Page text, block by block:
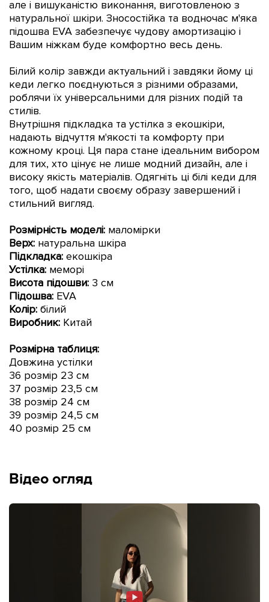
але і вишуканістю виконання, виготовленою з
натуральної шкіри. Зносостійка та водночас м'яка
підошва EVA забезпечує чудову амортизацію і
Вашим ніжкам буде комфортно весь день.
Білий колір завжди актуальний і завдяки йому ці
кеди легко поєднуються з різними образами,
роблячи їх універсальними для різних подій та
стилів.
Внутрішня підкладка та устілка з екошкіри,
надають відчуття м'якості та комфорту при
кожному кроці. Ця пара стане ідеальним вибором
для тих, хто цінує не лише модний дизайн, але і
високу якість матеріалів. Одягніть ці білі кеди для
того, щоб надати своєму образу завершений і
стильний вигляд.
Розмірність моделі: маломірки
Верх: натуральна шкіра
Підкладка: екошкіра
Устілка: меморі
Висота підошви: 3 см
Підошва: EVA
Колір: білий
Виробник: Китай
Розмірна таблиця:
Довжина устілки
36 розмір 23 см
37 розмір 23,5 см
38 розмір 24 см
39 розмір 24,5 см
40 розмір 25 см
Відео огляд